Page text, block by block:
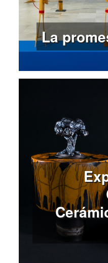
La